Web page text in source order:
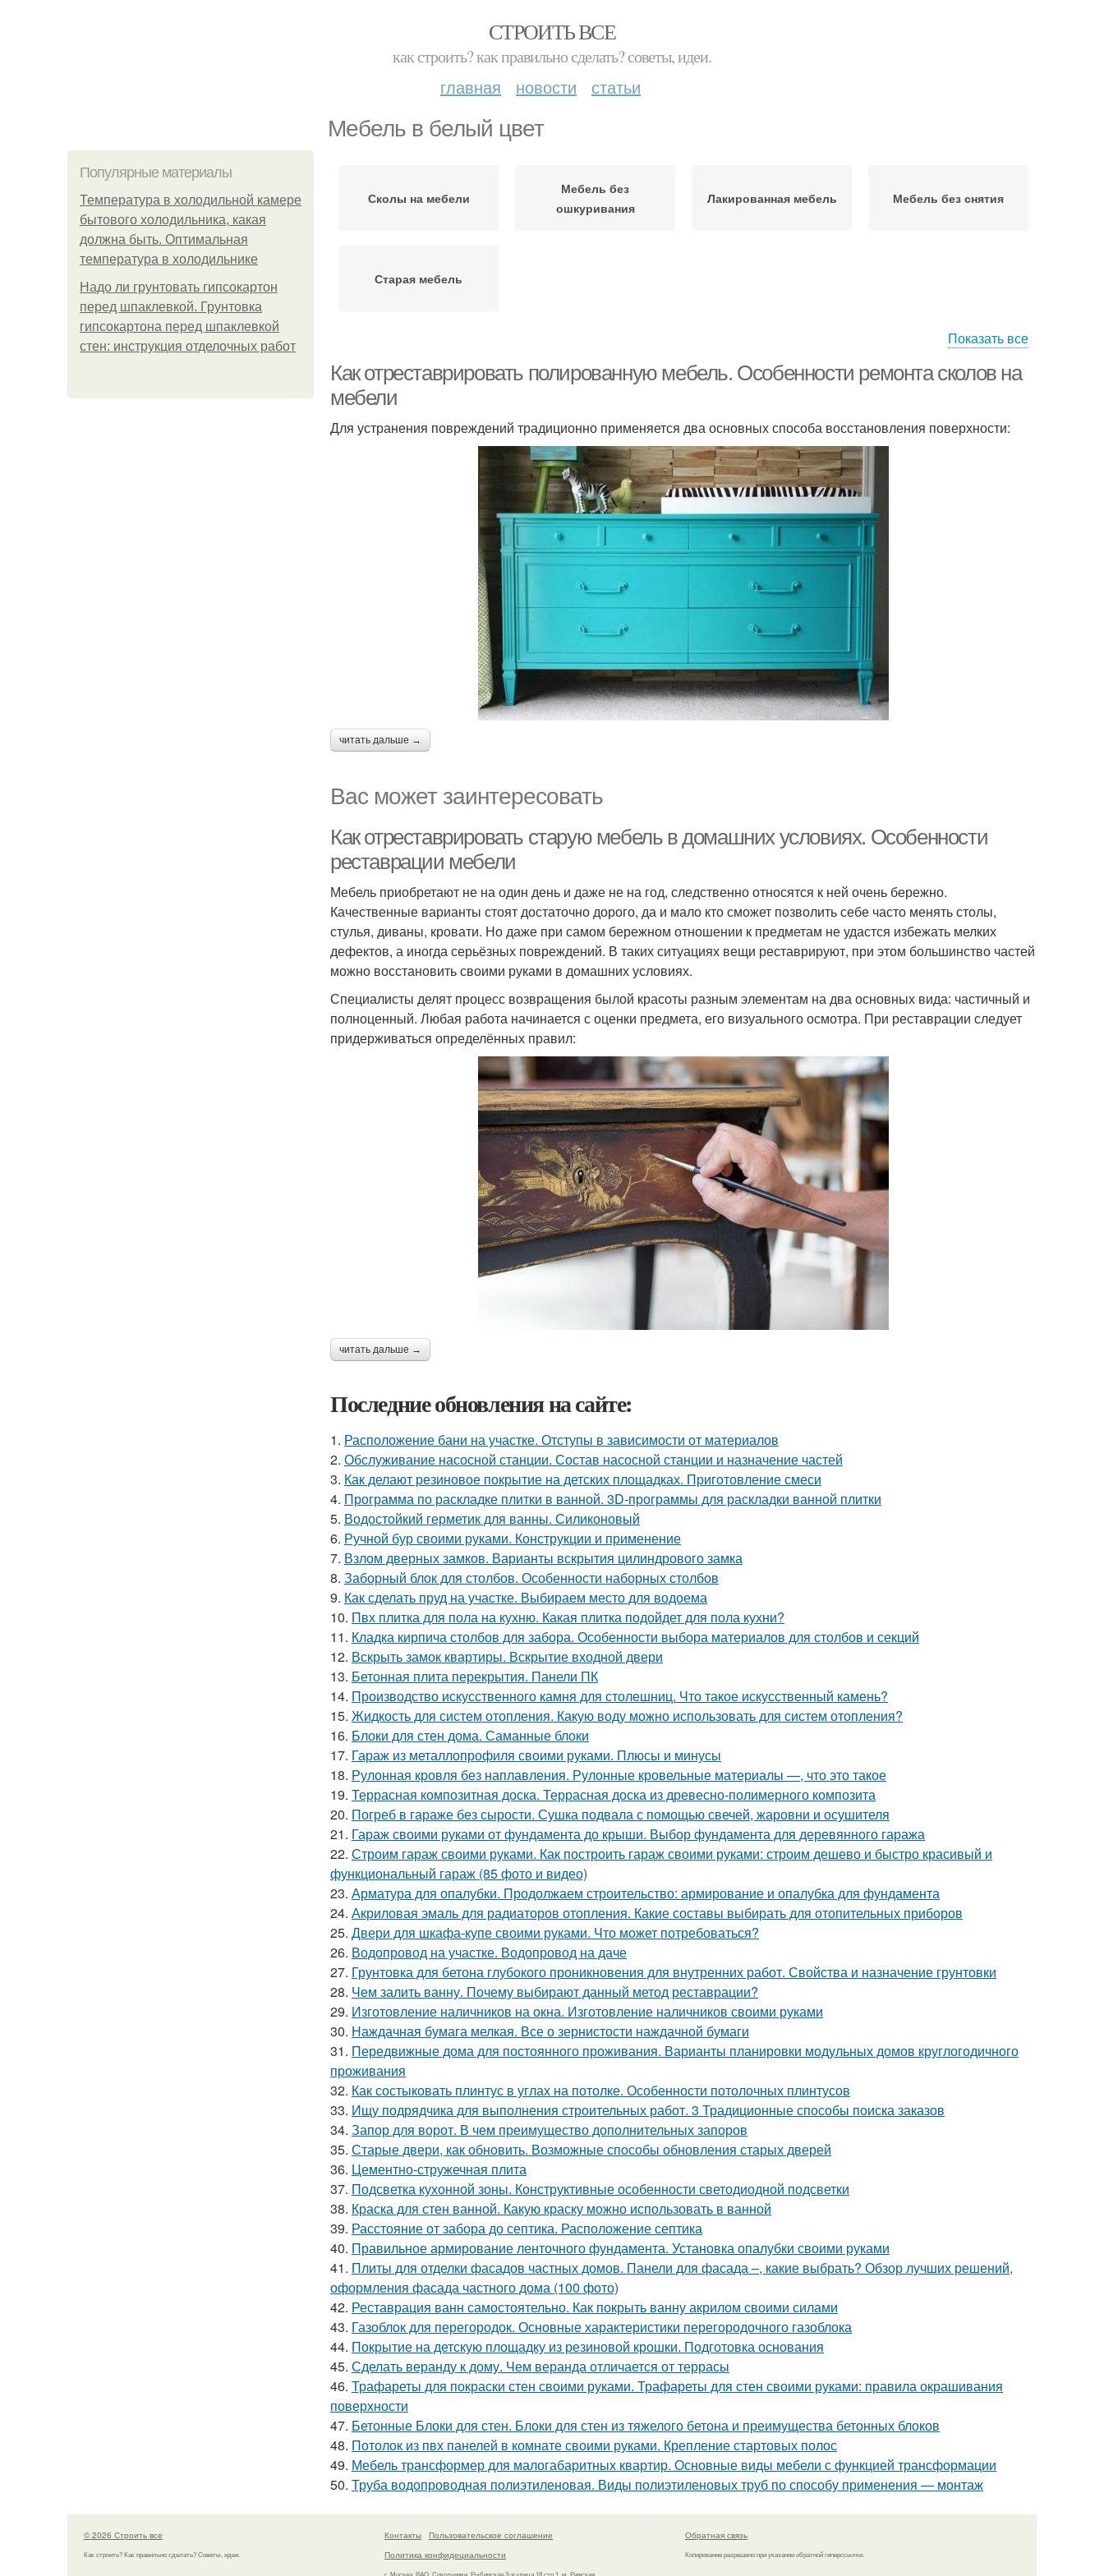
СТРОИТЬ ВСЕ
как строить? как правильно сделать? советы, идеи.
главная новости статьи
Мебель в белый цвет
Популярные материалы
Температура в холодильной камере
бытового холодильника, какая
должна быть. Оптимальная
температура в холодильнике
Надо ли грунтовать гипсокартон
перед шпаклевкой. Грунтовка
гипсокартона перед шпаклевкой
стен: инструкция отделочных работ
Сколы на мебели
Мебель без
ошкуривания
Лакированная мебель Мебель без снятия
Старая мебель
Показать все
Как отреставрировать полированную мебель. Особенности ремонта сколов на
мебели
Для устранения повреждений традиционно применяется два основных способа восстановления поверхности:
читать дальше →
Вас может заинтересовать
Как отреставрировать старую мебель в домашних условиях. Особенности
реставрации мебели
Мебель приобретают не на один день и даже не на год, следственно относятся к ней очень бережно.
Качественные варианты стоят достаточно дорого, да и мало кто сможет позволить себе часто менять столы,
стулья, диваны, кровати. Но даже при самом бережном отношении к предметам не удастся избежать мелких
дефектов, а иногда серьёзных повреждений. В таких ситуациях вещи реставрируют, при этом большинство частей
можно восстановить своими руками в домашних условиях.
Специалисты делят процесс возвращения былой красоты разным элементам на два основных вида: частичный и
полноценный. Любая работа начинается с оценки предмета, его визуального осмотра. При реставрации следует
придерживаться определённых правил:
читать дальше →
Последние обновления на сайте:
1. Расположение бани на участке. Отступы в зависимости от материалов
2. Обслуживание насосной станции. Состав насосной станции и назначение частей
3. Как делают резиновое покрытие на детских площадках. Приготовление смеси
4. Программа по раскладке плитки в ванной. 3D-программы для раскладки ванной плитки
5. Водостойкий герметик для ванны. Силиконовый
6. Ручной бур своими руками. Конструкции и применение
7. Взлом дверных замков. Варианты вскрытия цилиндрового замка
8. Заборный блок для столбов. Особенности наборных столбов
9. Как сделать пруд на участке. Выбираем место для водоема
10. Пвх плитка для пола на кухню. Какая плитка подойдет для пола кухни?
11. Кладка кирпича столбов для забора. Особенности выбора материалов для столбов и секций
12. Вскрыть замок квартиры. Вскрытие входной двери
13. Бетонная плита перекрытия. Панели ПК
14. Производство искусственного камня для столешниц. Что такое искусственный камень?
15. Жидкость для систем отопления. Какую воду можно использовать для систем отопления?
16. Блоки для стен дома. Саманные блоки
17. Гараж из металлопрофиля своими руками. Плюсы и минусы
18. Рулонная кровля без наплавления. Рулонные кровельные материалы —, что это такое
19. Террасная композитная доска. Террасная доска из древесно-полимерного композита
20. Погреб в гараже без сырости. Сушка подвала с помощью свечей, жаровни и осушителя
21. Гараж своими руками от фундамента до крыши. Выбор фундамента для деревянного гаража
22. Строим гараж своими руками. Как построить гараж своими руками: строим дешево и быстро красивый и
функциональный гараж (85 фото и видео)
23. Арматура для опалубки. Продолжаем строительство: армирование и опалубка для фундамента
24. Акриловая эмаль для радиаторов отопления. Какие составы выбирать для отопительных приборов
25. Двери для шкафа-купе своими руками. Что может потребоваться?
26. Водопровод на участке. Водопровод на даче
27. Грунтовка для бетона глубокого проникновения для внутренних работ. Свойства и назначение грунтовки
28. Чем залить ванну. Почему выбирают данный метод реставрации?
29. Изготовление наличников на окна. Изготовление наличников своими руками
30. Наждачная бумага мелкая. Все о зернистости наждачной бумаги
31. Передвижные дома для постоянного проживания. Варианты планировки модульных домов круглогодичного
проживания
32. Как состыковать плинтус в углах на потолке. Особенности потолочных плинтусов
33. Ищу подрядчика для выполнения строительных работ. 3 Традиционные способы поиска заказов
34. Запор для ворот. В чем преимущество дополнительных запоров
35. Старые двери, как обновить. Возможные способы обновления старых дверей
36. Цементно-стружечная плита
37. Подсветка кухонной зоны. Конструктивные особенности светодиодной подсветки
38. Краска для стен ванной. Какую краску можно использовать в ванной
39. Расстояние от забора до септика. Расположение септика
40. Правильное армирование ленточного фундамента. Установка опалубки своими руками
41. Плиты для отделки фасадов частных домов. Панели для фасада –, какие выбрать? Обзор лучших решений,
оформления фасада частного дома (100 фото)
42. Реставрация ванн самостоятельно. Как покрыть ванну акрилом своими силами
43. Газоблок для перегородок. Основные характеристики перегородочного газоблока
44. Покрытие на детскую площадку из резиновой крошки. Подготовка основания
45. Сделать веранду к дому. Чем веранда отличается от террасы
46. Трафареты для покраски стен своими руками. Трафареты для стен своими руками: правила окрашивания
поверхности
47. Бетонные Блоки для стен. Блоки для стен из тяжелого бетона и преимущества бетонных блоков
48. Потолок из пвх панелей в комнате своими руками. Крепление стартовых полос
49. Мебель трансформер для малогабаритных квартир. Основные виды мебели с функцией трансформации
50. Труба водопроводная полиэтиленовая. Виды полиэтиленовых труб по способу применения — монтаж
© 2026 Строить все
Как строить? Как правильно сделать? Советы, идеи.
Контакты
Пользовательское соглашение
Политика конфидециальности
г. Москва, ВАО, Сокольники, Рыбинская 3-я улица 18 стр.1, м. Рижская
Обратная связь
Копирование разрешено при указании обратной гиперссылки.